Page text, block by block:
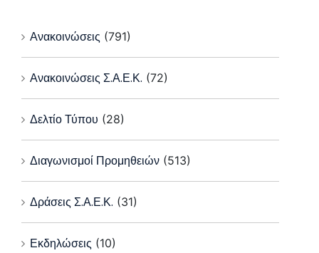
Ανακοινώσεις (791)
Ανακοινώσεις Σ.Α.Ε.Κ. (72)
Δελτίο Τύπου (28)
Διαγωνισμοί Προμηθειών (513)
Δράσεις Σ.Α.Ε.Κ. (31)
Εκδηλώσεις (10)